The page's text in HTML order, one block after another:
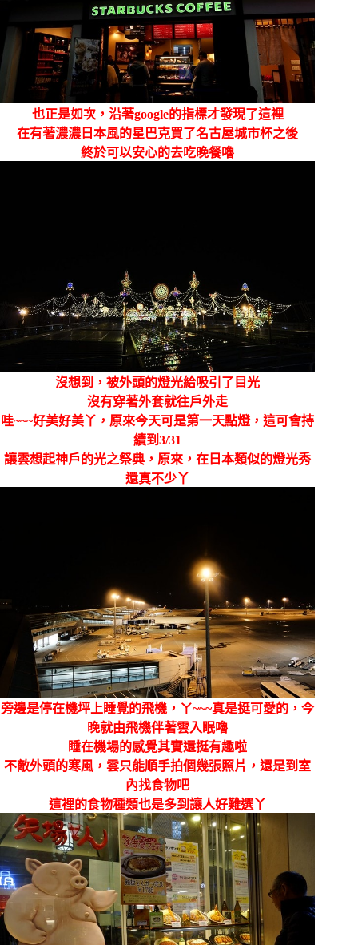
也正是如次，沿著google的指標才發現了這裡
在有著濃濃日本風的星巴克買了名古屋城市杯之後
終於可以安心的去吃晚餐嚕
沒想到，被外頭的燈光給吸引了目光
沒有穿著外套就往戶外走
哇~~~好美好美丫，原來今天可是第一天點燈，這可會持
續到3/31
讓雲想起神戶的光之祭典，原來，在日本類似的燈光秀
還真不少丫
旁邊是停在機坪上睡覺的飛機，ㄚ~~~真是挺可愛的，今
晚就由飛機伴著雲入眠嚕
睡在機場的感覺其實還挺有趣啦
不敵外頭的寒風，雲只能順手拍個幾張照片，還是到室
內找食物吧
這裡的食物種類也是多到讓人好難選丫